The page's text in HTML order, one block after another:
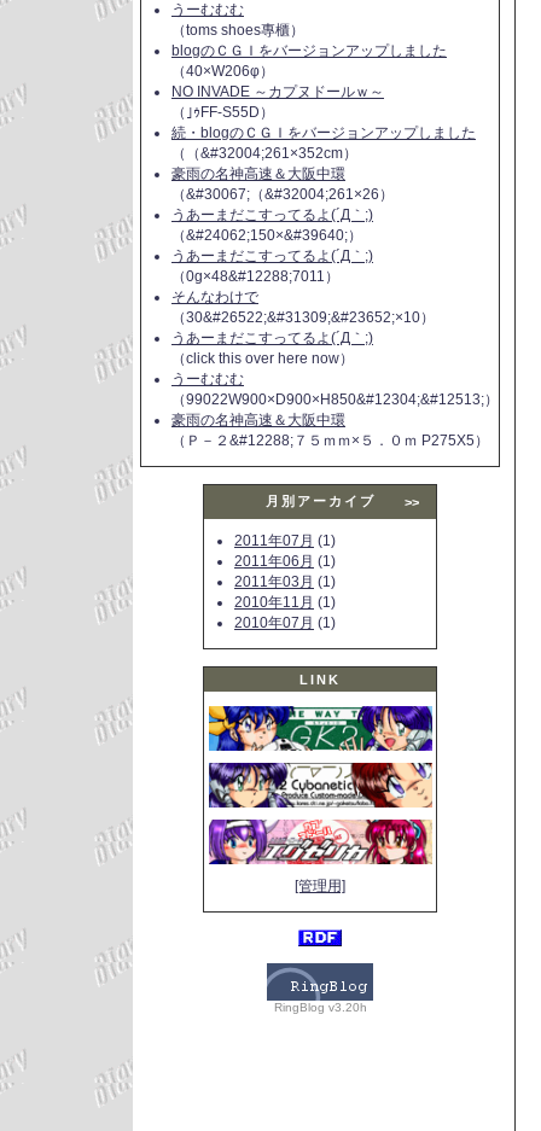
うーむむむ
（toms shoes專櫃）
blogのＣＧＩをバージョンアップしました
（40×W206φ）
NO INVADE ～カプヌドールｗ～
（｣ｩFF-S55D）
続・blogのＣＧＩをバージョンアップしました
（（&#32004;261×352cm）
豪雨の名神高速＆大阪中環
（&#30067;（&#32004;261×26）
うあーまだこすってるよ(´Д｀;)
（&#24062;150×&#39640;）
うあーまだこすってるよ(´Д｀;)
（0g×48&#12288;7011）
そんなわけで
（30&#26522;&#31309;&#23652;×10）
うあーまだこすってるよ(´Д｀;)
（click this over here now）
うーむむむ
（99022W900×D900×H850&#12304;&#12513;）
豪雨の名神高速＆大阪中環
（Ｐ－２&#12288;７５ｍｍ×５．０ｍ P275X5）
月別アーカイブ >>
2011年07月 (1)
2011年06月 (1)
2011年03月 (1)
2010年11月 (1)
2010年07月 (1)
LINK
[管理用]
RingBlog v3.20h